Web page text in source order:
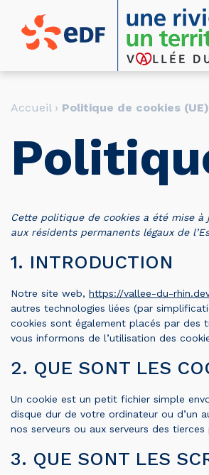
Accueil› Politique de cookies (UE)
Cette politique de cookies a été mise
aux résidents permanents légaux de
1. INTRODUCTION
Notre site web, https://vallee-du-
autres technologies liées (par
cookies sont également placés par des
vous informons de l’utilisation des
2. QUE SONT LES
Un cookie est un petit fichier simple
disque dur de votre ordinateur ou d’un
nos serveurs ou aux serveurs des
3. QUE SONT LES